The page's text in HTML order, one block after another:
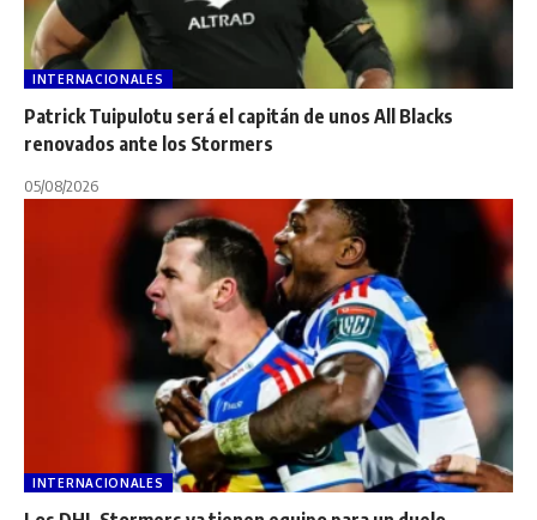
INTERNACIONALES
Patrick Tuipulotu será el capitán de unos All Blacks
renovados ante los Stormers
05/08/2026
INTERNACIONALES